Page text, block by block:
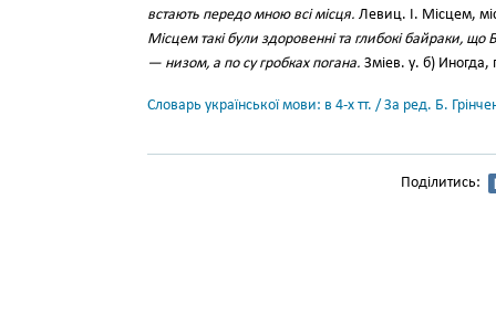
встають передо мною всі місця. Левиц. І. Місцем,
Місцем такі були здоровенні та глибокі байраки, що
— низом, а по су гробках погана. Зміев. у. б)
Словарь української мови: в 4-х тт. / За ред. Б.
Поділитись: